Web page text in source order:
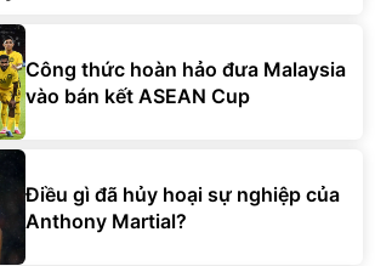
Công thức hoàn hảo đưa Malaysia
vào bán kết ASEAN Cup
Điều gì đã hủy hoại sự nghiệp của
Anthony Martial?